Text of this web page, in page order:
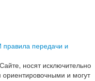
правила передачи и
носят исключительно
и могут